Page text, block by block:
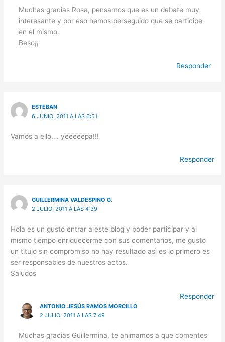
Muchas gracias Rosa, pensamos que es un debate muy
interesante y por eso hemos perseguido que se participe
en el mismo.
Beso¡¡
Responder
ESTEBAN
6 JUNIO, 2011 A LAS 6:51
Vamos a ello…. yeeeeepa!!!
Responder
GUILLERMINA VALDESPINO G.
2 JULIO, 2011 A LAS 4:39
Hola es un gusto entrar a este blog y poder participar y al
mismo tiempo enriquecerme con sus comentarios, me gusto
un titulo sin compromiso no hay resultado asì es lo primero es
ser responsables de nuestros actos.
Saludos
Responder
ANTONIO JESÚS RAMOS MORCILLO
2 JULIO, 2011 A LAS 7:49
Muchas gracias Guillermina, te animamos a que comentes